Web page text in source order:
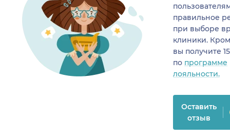
правильное
при выборе
клиники.
вы получите
по программе
лояльности.
Оставить
отзыв